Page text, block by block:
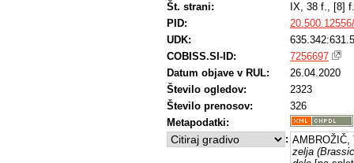
Št. strani:
IX, 38 f., [8]
PID:
UDK:
COBISS.SI-ID:
7256697
Datum objave v RUL:
26.04.2020
Število ogledov:
2323
Število prenosov:
326
Metapodatki:
: AMBROŽIČ,
zelja